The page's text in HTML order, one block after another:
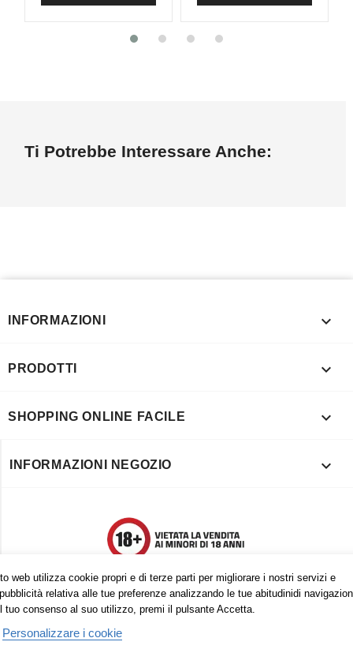
Ti Potrebbe Interessare Anche:
web utilizza cookie propri e di terze parti per migliorare i nostri servizi e
relativa alle tue preferenze analizzando le tue abitudinidi
tuo consenso al suo utilizzo, premi il pulsante Accetta.
Personalizzare i cookie
INFORMAZIONI 
PRODOTTI 
SHOPPING ONLINE FACILE 
INFORMAZIONI NEGOZIO 